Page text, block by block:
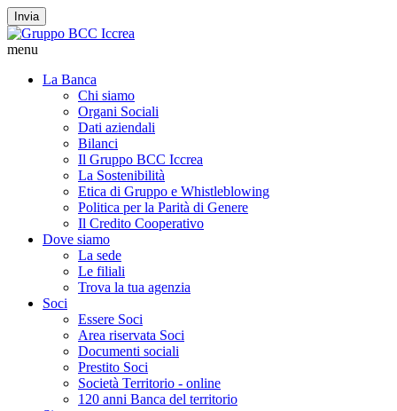
Invia
menu
La Banca
Chi siamo
Organi Sociali
Dati aziendali
Bilanci
Il Gruppo BCC Iccrea
La Sostenibilità
Etica di Gruppo e Whistleblowing
Politica per la Parità di Genere
Il Credito Cooperativo
Dove siamo
La sede
Le filiali
Trova la tua agenzia
Soci
Essere Soci
Area riservata Soci
Documenti sociali
Prestito Soci
Società Territorio - online
120 anni Banca del territorio